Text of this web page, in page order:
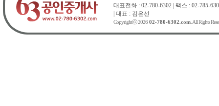
대표전화 : 02-780-6302 | 팩스 : 02-785-
| 대표 : 김은선
Copyrightⓒ 2026 02-780-6302.com. All Rights